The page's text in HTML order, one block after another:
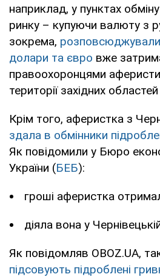
наприклад, у пунктах
ринку – купуючи валюту з
зокрема, розповсюджували
долари та євро вже
правоохоронцями
території західних областей
Крім того, аферистка з
здала в обмінники
Як повідомили у Бюро
України (БЕБ):
гроші аферистка
діяла вона у
Як повідомляв OBOZ.UA,
підсовують підроблені